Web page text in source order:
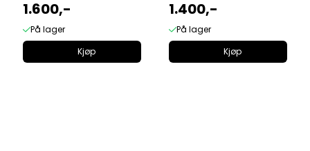
1.600,-
På lager
Kjøp
1.400,-
På lager
Kjøp